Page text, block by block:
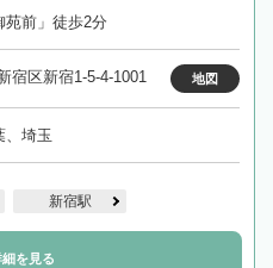
苑前」徒歩2分
宿区新宿1-5-4-1001 地図
、埼玉
新宿駅
細を見る